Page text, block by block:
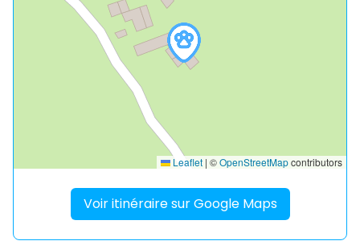
Leaflet | ©OpenStreetMapcontributors
Voir itinéraire sur Google Maps